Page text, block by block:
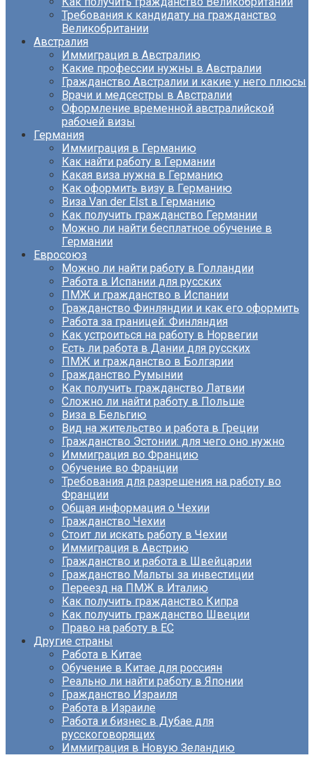
Требования к кандидату на гражданство
Великобритании
Австралия
Иммиграция в Австралию
Какие профессии нужны в Австралии
Гражданство Австралии и какие у него плюсы
Врачи и медсестры в Австралии
Оформление временной австралийской
рабочей визы
Германия
Иммиграция в Германию
Как найти работу в Германии
Какая виза нужна в Германию
Как оформить визу в Германию
Виза Van der Elst в Германию
Как получить гражданство Германии
Можно ли найти бесплатное обучение в
Германии
Евросоюз
Можно ли найти работу в Голландии
Работа в Испании для русских
ПМЖ и гражданство в Испании
Гражданство Финляндии и как его оформить
Работа за границей: Финляндия
Как устроиться на работу в Норвегии
Есть ли работа в Дании для русских
ПМЖ и гражданство в Болгарии
Гражданство Румынии
Как получить гражданство Латвии
Сложно ли найти работу в Польше
Виза в Бельгию
Вид на жительство и работа в Греции
Гражданство Эстонии: для чего оно нужно
Иммиграция во Францию
Обучение во Франции
Требования для разрешения на работу во
Франции
Общая информация о Чехии
Гражданство Чехии
Стоит ли искать работу в Чехии
Иммиграция в Австрию
Гражданство и работа в Швейцарии
Гражданство Мальты за инвестиции
Переезд на ПМЖ в Италию
Как получить гражданство Кипра
Как получить гражданство Швеции
Право на работу в ЕС
Другие страны
Работа в Китае
Обучение в Китае для россиян
Реально ли найти работу в Японии
Гражданство Израиля
Работа в Израиле
Работа и бизнес в Дубае для
русскоговорящих
Иммиграция в Новую Зеландию